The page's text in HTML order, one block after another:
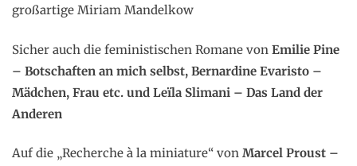
großartige Miriam Mandelkow
Sicher auch die feministischen Romane von Emilie Pine
– Botschaften an mich selbst, Bernardine Evaristo –
Mädchen, Frau etc. und Leïla Slimani – Das Land der
Anderen
Auf die „Recherche à la miniature“ von Marcel Proust –